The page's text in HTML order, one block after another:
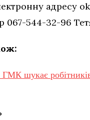
адресу
067-544-32-96
ГМК шукає